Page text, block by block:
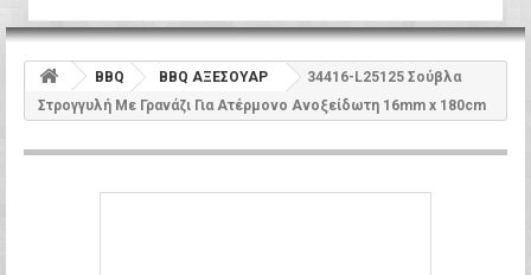
BBQ BBQ ΑΞΕΣΟΥΑΡ
34416-L25125 Σούβλα
Στρογγυλή Με Γρανάζι Για Ατέρμονο Ανοξείδωτη 16mm x 180cm